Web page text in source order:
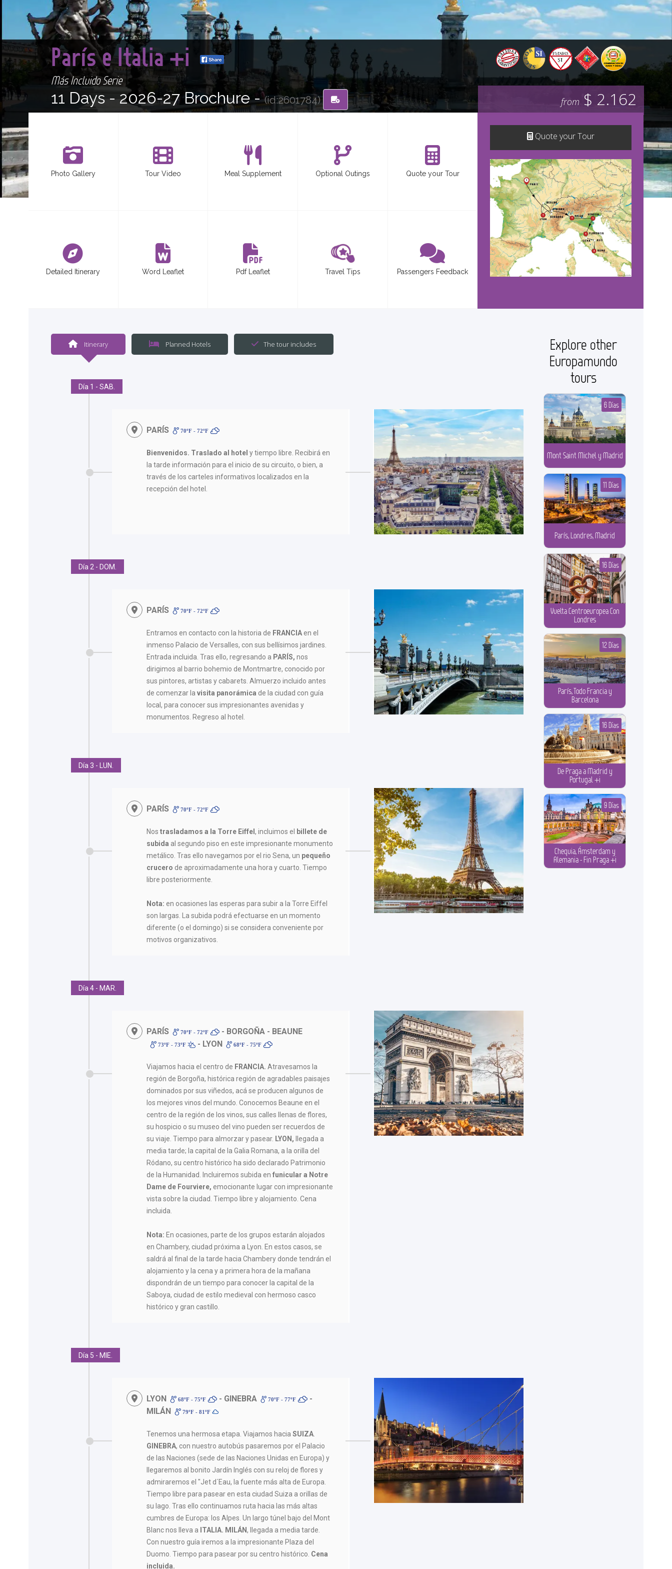
París e Italia +i
Más Incluido Serie
11 Days -2026-27 Brochure -(id:2601784)
Photo Gallery Tour Video Meal Supplement Optional Outings Quote your Tour
Detailed Itinerary Word Leaflet Pdf Leaflet Travel Tips Passengers Feedback
from $ 2.162
Quote your Tour
Itinerary Planned Hotels The tour includes
Día 1 - SAB.
PARÍS 70ºF - 72ºF
Bienvenidos. Traslado al hotel y tiempo libre. Recibirá en
la tarde información para el inicio de su circuito, o bien, a
través de los carteles informativos localizados en la
recepción del hotel.
Día 2 - DOM.
PARÍS 70ºF - 72ºF
Entramos en contacto con la historia de FRANCIAen el
inmenso Palacio de Versalles, con sus bellísimos jardines.
Entrada incluida. Tras ello, regresando a PARÍS, nos
dirigimos al barrio bohemio de Montmartre, conocido por
sus pintores, artistas y cabarets. Almuerzo incluido antes
de comenzar lavisita panorámica de la ciudad con guía
local, para conocer sus impresionantes avenidas y
monumentos. Regreso al hotel.
Día 3 - LUN.
PARÍS 70ºF - 72ºF
Nostrasladamos a la Torre Eiffel, incluimos el
billete de
subida al segundo piso en este impresionante monumento
metálico. Tras ello navegamos por el rio Sena, un pequeño
crucero de aproximadamente una hora y cuarto. Tiempo
libre posteriormente.
Nota: en ocasiones las esperas para subir a la Torre Eiffel
son largas. La subida podrá efectuarse en un momento
diferente (o el domingo) si se considera conveniente por
motivos organizativos.
Día 4 - MAR.
PARÍS 70ºF - 72ºF - BORGOÑA - BEAUNE
73ºF - 73ºF - LYON 68ºF - 75ºF
Viajamos hacia el centro de FRANCIA. Atravesamos la
región de Borgoña, histórica región de agradables paisajes
dominados por sus viñedos, acá se producen algunos de
los mejores vinos del mundo. Conocemos Beaune en el
centro de la región de los vinos, sus calles llenas de flores,
su hospicio o su museo del vino pueden ser recuerdos de
su viaje. Tiempo para almorzar y pasear. LYON, llegada a
media tarde; la capital de la Galia Romana, a la orilla del
Ródano, su centro histórico ha sido declarado Patrimonio
de la Humanidad. Incluiremos subida enfunicular a Notre
Dame de Fourviere, emocionante lugar con impresionante
vista sobre la ciudad. Tiempo libre y alojamiento. Cena
incluida.
Nota: En ocasiones, parte de los grupos estarán alojados
en Chambery, ciudad próxima a Lyon. En estos casos, se
saldrá al final de la tarde hacia Chambery donde tendrán el
alojamiento y la cena y a primera hora de la mañana
dispondrán de un tiempo para conocer la capital de la
Saboya, ciudad de estilo medieval con hermoso casco
histórico y gran castillo.
Día 5 - MIE.
LYON 68ºF - 75ºF - GINEBRA 70ºF - 77ºF
-
MILÁN
79ºF - 81ºF
Tenemos una hermosa etapa. Viajamos haciaSUIZA
GINEBRA, con nuestro autobús pasaremos por el Palacio
de las Naciones (sede de las Naciones Unidas en Europa) y
llegaremos al bonito Jardín Inglés con su reloj de flores y
admiraremos el "Jet d´Eau, la fuente más alta de Europa.
Tiempo libre para pasear en esta ciudad Suiza a orillas de
su lago. Tras ello continuamos ruta hacia las más altas
cumbres de Europa: los Alpes. Un largo túnel bajo del Mont
Blanc nos lleva a ITALIA. MILÁN, llegada a media tarde.
Con nuestro guía iremos a la impresionante Plaza del
Duomo. Tiempo para pasear por su centro histórico. Cena
incluida.
Explore other
Europamundo
tours
Mont Saint Michel y Madrid
6 Días
París, Londres, Madrid
11 Días
Vuelta Centroeuropea Con
Londres
16 Días
París, Todo Francia y
Barcelona
12 Días
De Praga a Madrid y
Portugal +i
16 Días
Chequia, Ámsterdam y
Alemania - Fin Praga +i
9 Días